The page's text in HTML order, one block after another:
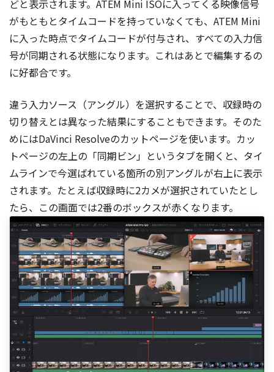
どと表示されます。ATEM Mini ISOに入ってくる映像信号
がもともとタイムコードを持っていなくても、ATEM Mini
に入った時点でタイムコードが付与され、すべての入力信
号が同期される状態になります。これはあとで編集するの
に好都合です。
違う入力ソース（アングル）を選択することで、収録時の
切り替えとは異なった結果にすることもできます。そのた
めにはDaVinci Resolveのカットページを使います。カッ
トページの左上の「同期ビン」というタブを開くと、タイ
ムラインで今選ばれている箇所の別アングルが右上に表示
されます。たとえば収録時に2カメが選択されていたとし
たら、この画面では2番のボックスが赤くなります。